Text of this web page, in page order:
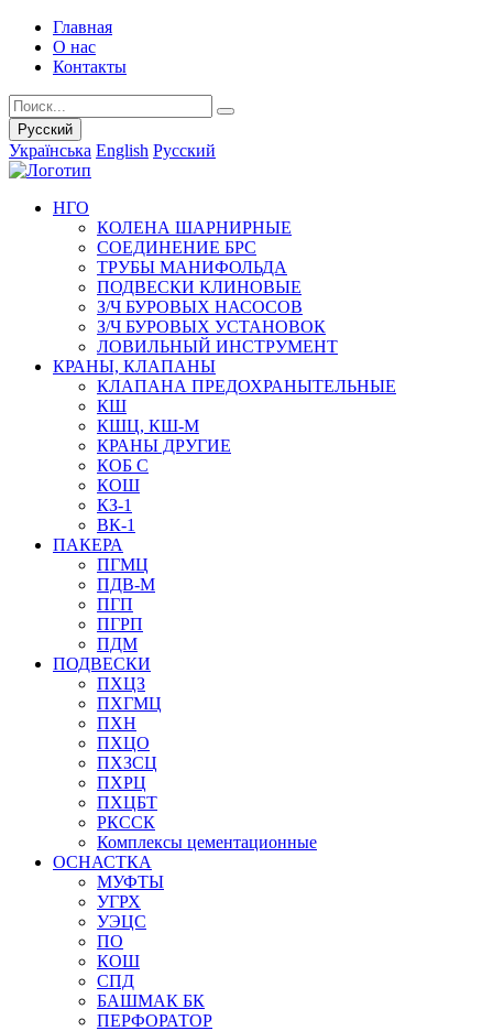
Главная
О нас
Контакты
Русский
Українська English Русский
НГО
КОЛЕНА ШАРНИРНЫЕ
СОЕДИНЕНИЕ БРС
ТРУБЫ МАНИФОЛЬДА
ПОДВЕСКИ КЛИНОВЫЕ
З/Ч БУРОВЫХ НАСОСОВ
З/Ч БУРОВЫХ УСТАНОВОК
ЛОВИЛЬНЫЙ ИНСТРУМЕНТ
КРАНЫ, КЛАПАНЫ
КЛАПАНА ПРЕДОХРАНЫТЕЛЬНЫЕ
КШ
КШЦ, КШ-М
КРАНЫ ДРУГИЕ
КОБ С
КОШ
КЗ-1
ВК-1
ПАКЕРА
ПГМЦ
ПДВ-М
ПГП
ПГРП
ПДМ
ПОДВЕСКИ
ПХЦЗ
ПХГМЦ
ПХН
ПХЦО
ПХЗСЦ
ПХРЦ
ПХЦБТ
РКССК
Комплексы цементационные
ОСНАСТКА
МУФТЫ
УГРХ
УЭЦС
ПО
КОШ
СПД
БАШМАК БК
ПЕРФОРАТОР